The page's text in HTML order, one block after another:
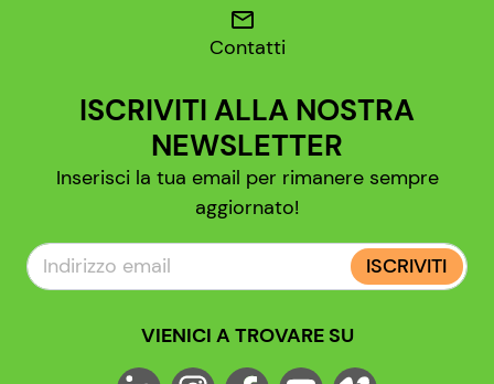
mail
Contatti
ISCRIVITI ALLA NOSTRA
NEWSLETTER
Inserisci la tua email per rimanere sempre
aggiornato!
ISCRIVITI
VIENICI A TROVARE SU